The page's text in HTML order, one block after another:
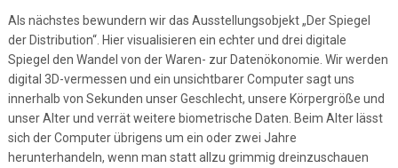
Als nächstes bewundern wir das Ausstellungsobjekt „Der Spiegel
der Distribution“. Hier visualisieren ein echter und drei digitale
Spiegel den Wandel von der Waren- zur Datenökonomie. Wir werden
digital 3D-vermessen und ein unsichtbarer Computer sagt uns
innerhalb von Sekunden unser Geschlecht, unsere Körpergröße und
unser Alter und verrät weitere biometrische Daten. Beim Alter lässt
sich der Computer übrigens um ein oder zwei Jahre
herunterhandeln, wenn man statt allzu grimmig dreinzuschauen